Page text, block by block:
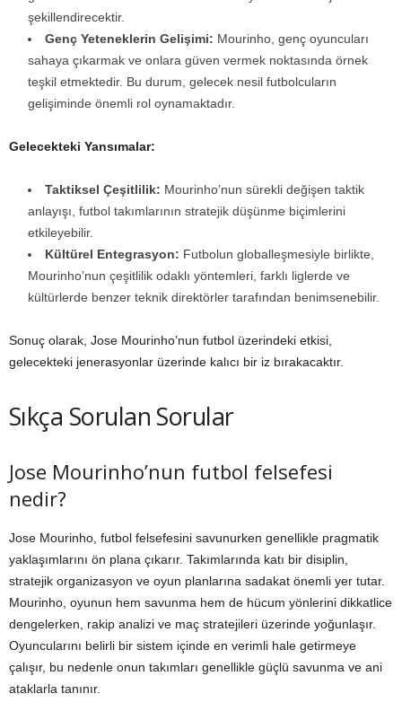
şekillendirecektir.
Genç Yeteneklerin Gelişimi: Mourinho, genç oyuncuları
sahaya çıkarmak ve onlara güven vermek noktasında örnek
teşkil etmektedir. Bu durum, gelecek nesil futbolcuların
gelişiminde önemli rol oynamaktadır.
Gelecekteki Yansımalar:
Taktiksel Çeşitlilik: Mourinho’nun sürekli değişen taktik
anlayışı, futbol takımlarının stratejik düşünme biçimlerini
etkileyebilir.
Kültürel Entegrasyon: Futbolun globalleşmesiyle birlikte,
Mourinho’nun çeşitlilik odaklı yöntemleri, farklı liglerde ve
kültürlerde benzer teknik direktörler tarafından benimsenebilir.
Sonuç olarak, Jose Mourinho’nun futbol üzerindeki etkisi,
gelecekteki jenerasyonlar üzerinde kalıcı bir iz bırakacaktır.
Sıkça Sorulan Sorular
Jose Mourinho’nun futbol felsefesi
nedir?
Jose Mourinho, futbol felsefesini savunurken genellikle pragmatik
yaklaşımlarını ön plana çıkarır. Takımlarında katı bir disiplin,
stratejik organizasyon ve oyun planlarına sadakat önemli yer tutar.
Mourinho, oyunun hem savunma hem de hücum yönlerini dikkatlice
dengelerken, rakip analizi ve maç stratejileri üzerinde yoğunlaşır.
Oyuncularını belirli bir sistem içinde en verimli hale getirmeye
çalışır, bu nedenle onun takımları genellikle güçlü savunma ve ani
ataklarla tanınır.